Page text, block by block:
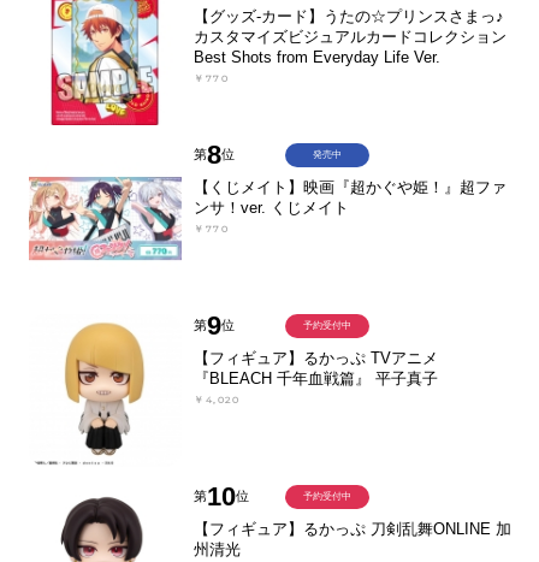
【グッズ-カード】うたの☆プリンスさまっ♪
カスタマイズビジュアルカードコレクション
Best Shots from Everyday Life Ver.
￥770
第8位
【くじメイト】映画『超かぐや姫！』超ファ
ンサ！ver. くじメイト
￥770
発売中
第9位
【フィギュア】るかっぷ TVアニメ
『BLEACH 千年血戦篇』 平子真子
￥4,020
予約受付中
第10位
【フィギュア】るかっぷ 刀剣乱舞ONLINE 加
州清光
予約受付中